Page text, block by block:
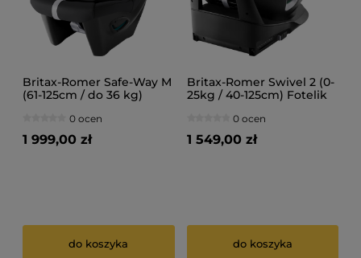
Britax-Romer Safe-Way M
(61-125cm / do 36 kg)
0 ocen
1 999,00 zł
do koszyka
Britax-Romer Swivel 2 (0-
25kg / 40-125cm) Fotelik
0 ocen
1 549,00 zł
do koszyka